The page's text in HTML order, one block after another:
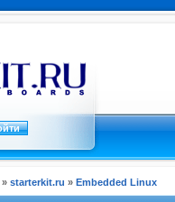
» starterkit.ru » Embedded Linux